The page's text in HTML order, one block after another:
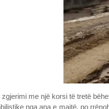
me një korsi të tretë
nga ana e majtë, po